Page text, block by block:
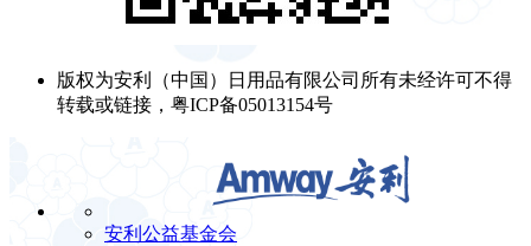
版权为安利（中国）日用品有限公司所有未经许可不得
转载或链接，粤ICP备05013154号
安利公益基金会